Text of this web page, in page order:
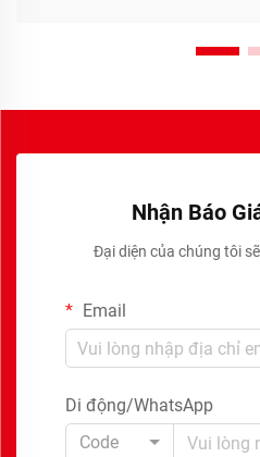
Nhận Báo
Đại diện của chúng tôi
Email
Di động/WhatsApp
Code